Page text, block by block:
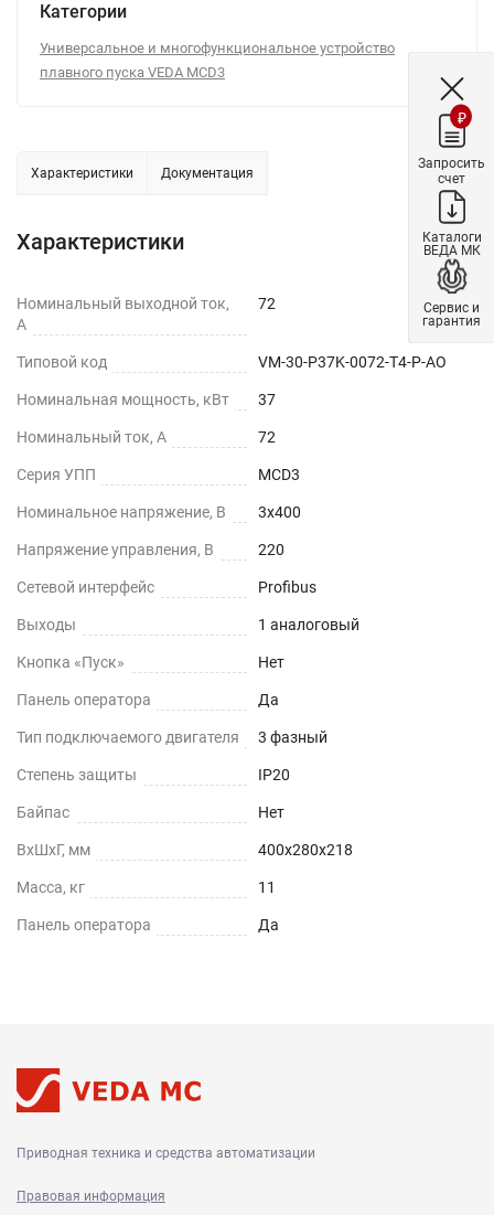
Категории
Универсальное и многофункциональное устройство
плавного пуска VEDA MCD3
Характеристики Документация
Характеристики
Номинальный выходной ток,
А
72
Типовой код VM-30-P37K-0072-T4-P-AO
Номинальная мощность, кВт 37
Номинальный ток, А 72
Серия УПП MCD3
Номинальное напряжение, В 3х400
Напряжение управления, В 220
Сетевой интерфейс Profibus
Выходы 1 аналоговый
Кнопка «Пуск» Нет
Панель оператора Да
Тип подключаемого двигателя 3 фазный
Степень защиты IP20
Байпас Нет
ВхШхГ, мм 400х280х218
Масса, кг 11
Панель оператора Да
Приводная техника и средства автоматизации
Правовая информация
₽
Запросить
счет
Каталоги
ВЕДА МК
Сервис и
гарантия